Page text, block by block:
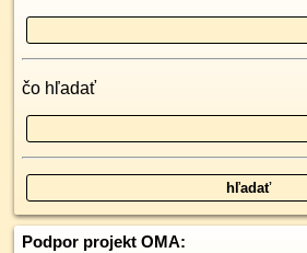
čo hľadať
Podpor projekt OMA: